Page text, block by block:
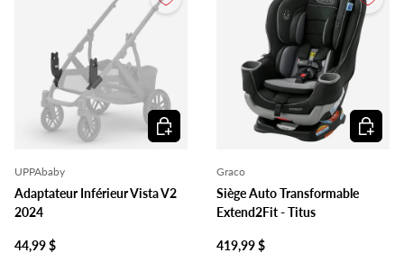
UPPAbaby
Adaptateur Inférieur Vista V2
2024
44,99 $
Ajouter au panier
Graco
Siège Auto Transformable
Extend2Fit - Titus
419,99 $
Ajouter